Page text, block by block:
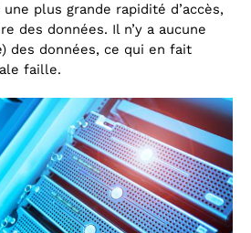
plus grande rapidité d’accès,
des données. Il n’y a aucune
des données, ce qui en fait
faille.